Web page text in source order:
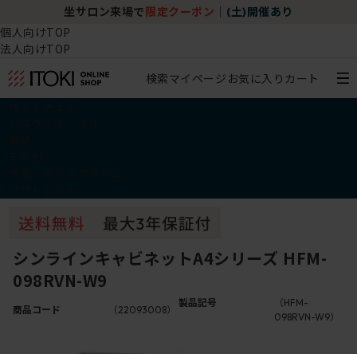
坐サロン来場で 限定クーポン (土)開催あり
個人向けTOP
法人向けTOP
検索マイページ お気に入り カート
シンラインキャビネットA4シリーズ HFM-
098RVN-W9
商品コード （22093008）
製品記号
（HFM-
098RVN-W9）